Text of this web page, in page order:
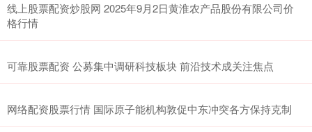
线上股票配资炒股网 2025年9月2日黄淮农产品股份有限公司价
格行情
可靠股票配资 公募集中调研科技板块 前沿技术成关注焦点
网络配资股票行情 国际原子能机构敦促中东冲突各方保持克制